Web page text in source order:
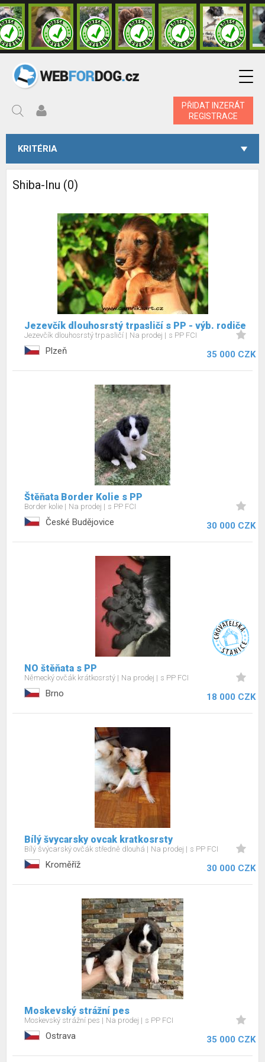
PŘIDAT INZERÁT
REGISTRACE
KRITÉRIA
Shiba-Inu (0)
Jezevčík dlouhosrstý trpasličí s PP - výb. rodiče
Jezevčík dlouhosrstý trpasličí Na prodej s PP FCI
Plzeň 35 000 CZK
Štěňata Border Kolie s PP
Border kolie Na prodej s PP FCI
České Budějovice 30 000 CZK
NO štěňata s PP
Německý ovčák krátkosrstý Na prodej s PP FCI
Brno 18 000 CZK
Bílý švycarsky ovcak kratkosrsty
Bílý švýcarský ovčák středně dlouhá Na prodej s PP FCI
Kroměříž 30 000 CZK
Moskevský strážní pes
Moskevský strážní pes Na prodej s PP FCI
Ostrava 35 000 CZK